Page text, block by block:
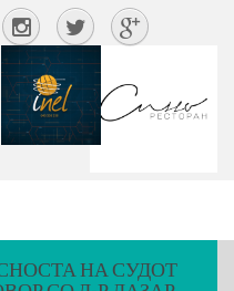
НА СУДОТ